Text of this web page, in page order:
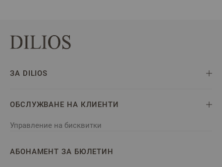
ЗА DILIOS
ОБСЛУЖВАНЕ НА КЛИЕНТИ
Управление на бисквитки
АБОНАМЕНТ ЗА БЮЛЕТИН